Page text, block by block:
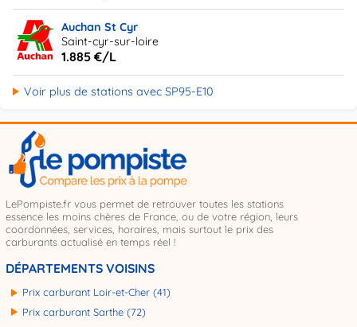
Auchan St Cyr
Saint-cyr-sur-loire
1.885 €/L
Voir plus de stations avec SP95-E10
LePompiste.fr vous permet de retrouver toutes les stations
essence les moins chères de France, ou de votre région, leurs
coordonnées, services, horaires, mais surtout le prix des
carburants actualisé en temps réel !
DÉPARTEMENTS VOISINS
Prix carburant Loir-et-Cher (41)
Prix carburant Sarthe (72)